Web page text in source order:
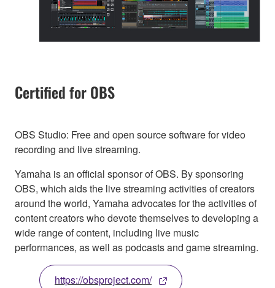
Certified for OBS
OBS Studio: Free and open source software for video
recording and live streaming.
Yamaha is an official sponsor of OBS. By sponsoring
OBS, which aids the live streaming activities of creators
around the world, Yamaha advocates for the activities of
content creators who devote themselves to developing a
wide range of content, including live music
performances, as well as podcasts and game streaming.
https://obsproject.com/